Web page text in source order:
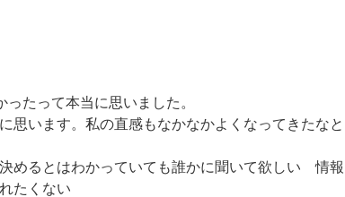
たって本当に思いました。
思います。私の直感もなかなかよくなってきたなと
めるとはわかっていても誰かに聞いて欲しい 情報
たくない